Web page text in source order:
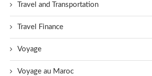
Travel and Transportation
Travel Finance
Voyage
Voyage au Maroc